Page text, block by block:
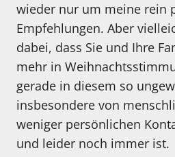
wieder nur um meine rein
Empfehlungen. Aber
dabei, dass Sie und Ihre
mehr in
gerade in diesem so
insbesondere von
weniger persönlichen
und leider noch immer ist.